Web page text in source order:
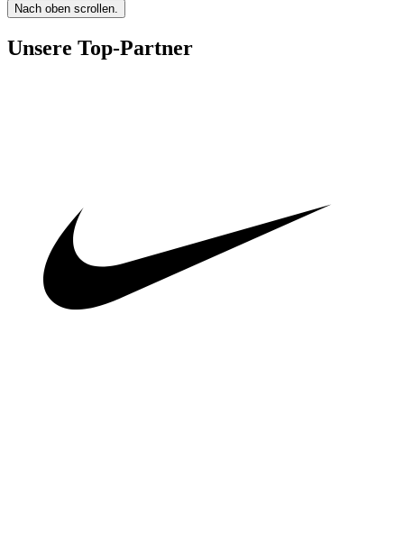
Nach oben scrollen.
Unsere Top-Partner